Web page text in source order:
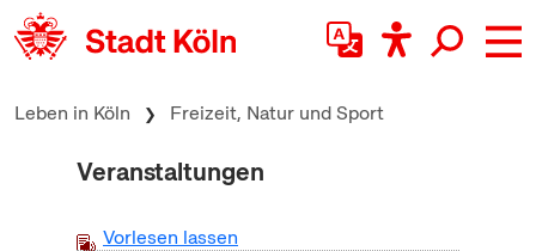
zum Inhalt springen
Leben in Köln Freizeit, Natur und Sport
Veranstaltungen
Vorlesen lassen